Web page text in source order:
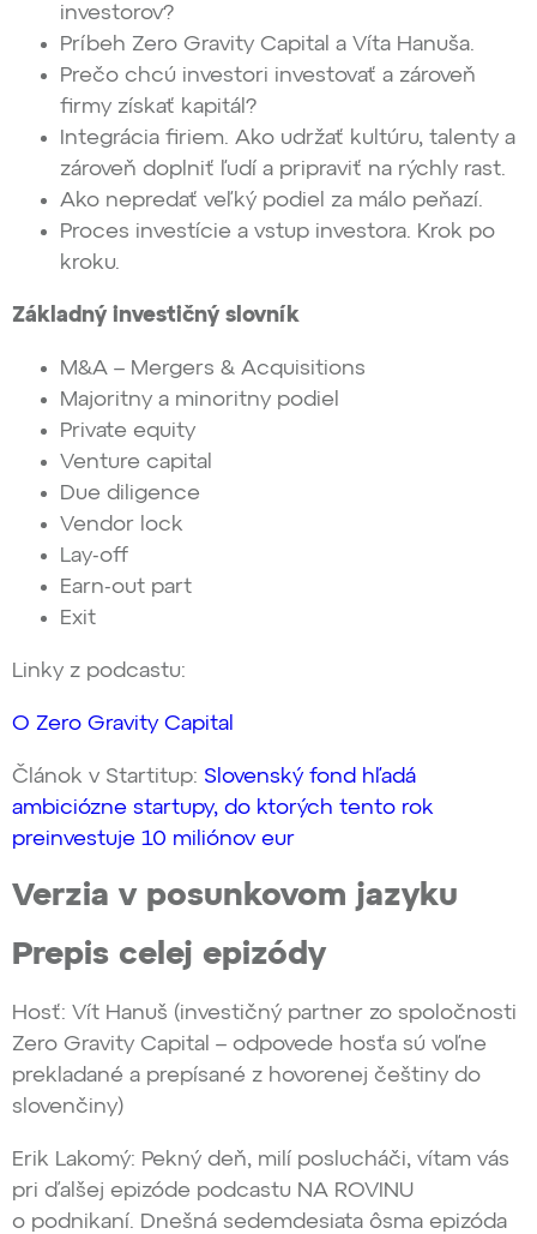
investorov?
Príbeh Zero Gravity Capital a Víta Hanuša.
Prečo chcú investori investovať a zároveň
firmy získať kapitál?
Integrácia firiem. Ako udržať kultúru, talenty a
zároveň doplniť ľudí a pripraviť na rýchly rast.
Ako nepredať veľký podiel za málo peňazí.
Proces investície a vstup investora. Krok po
kroku.
Zá kladný investičný slovní k
M&A – Mergers & Acquisitions
Majoritny a minoritny podiel
Private equity
Venture capital
Due diligence
Vendor lock
Lay-off
Earn-out part
Exit
Linky z podcastu:
O Zero Gravity Capital
Článok v Startitup: Slovenský fond hľadá
ambiciózne startupy, do ktorých tento rok
preinvestuje 10 miliónov eur
Verzia v posunkovom jazyku
Prepis celej epizódy
Hosť: Vít Hanuš (investičný partner zo spoločnosti
Zero Gravity Capital – odpovede hosťa sú voľne
prekladané a prepísané z hovorenej češtiny do
slovenčiny)
Erik Lakomý: Pekný deň, milí poslucháči, vítam vás
pri ďalšej epizóde podcastu NA ROVINU
o podnikaní. Dnešná sedemdesiata ôsma epizóda